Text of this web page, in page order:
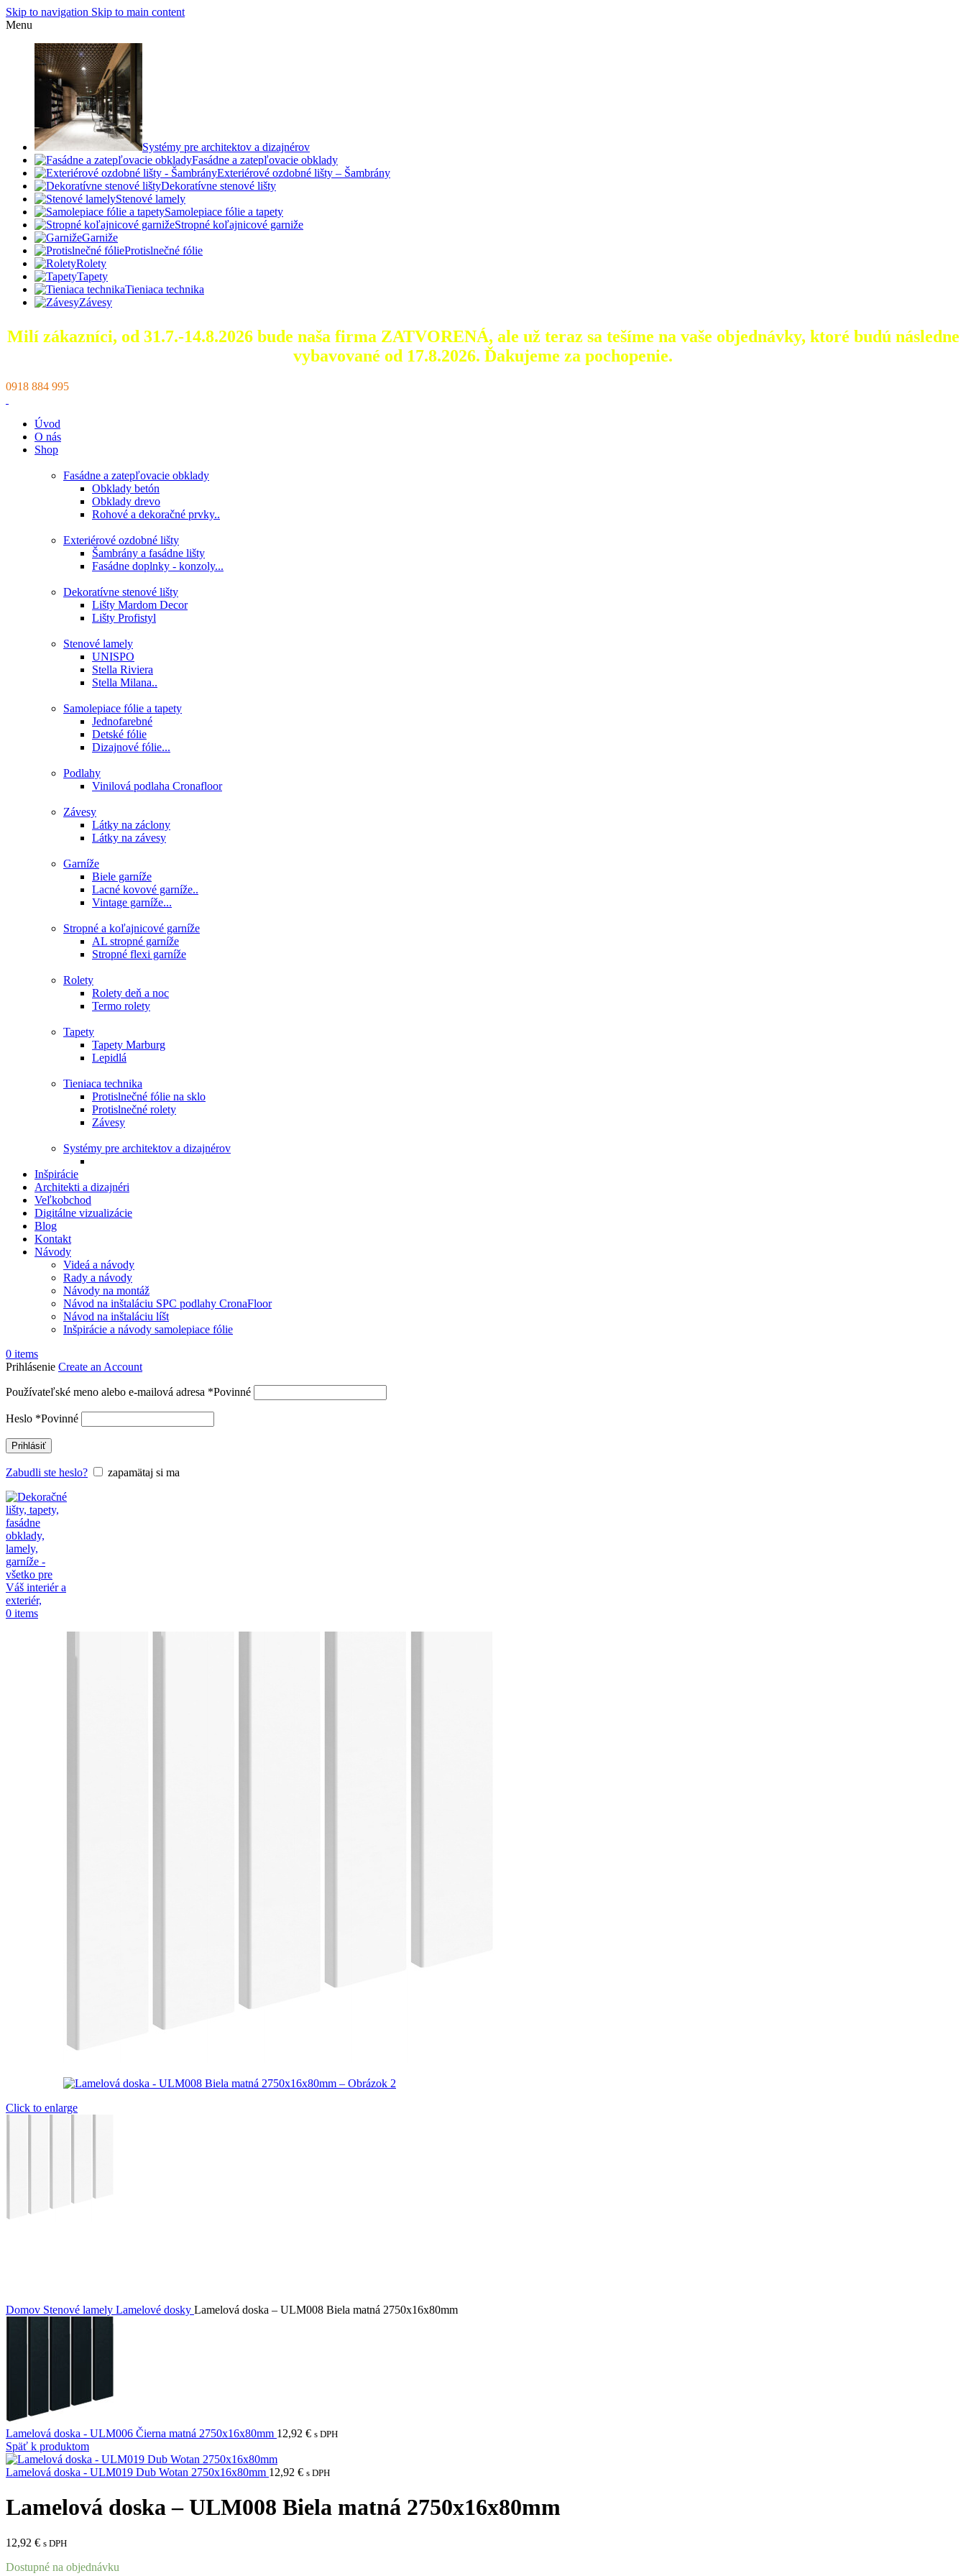
Skip to navigation Skip to main content
Menu
Systémy pre architektov a dizajnérov
Fasádne a zatepľovacie obklady
Exteriérové ozdobné lišty – Šambrány
Dekoratívne stenové lišty
Stenové lamely
Samolepiace fólie a tapety
Stropné koľajnicové garniže
Garniže
Protislnečné fólie
Rolety
Tapety
Tieniaca technika
Závesy
Milí zákazníci, od 31.7.-14.8.2026 bude naša firma ZATVORENÁ, ale už teraz sa tešíme na vaše objednávky, ktoré budú následne
vybavované od 17.8.2026. Ďakujeme za pochopenie.
0918 884 995
Úvod
O nás
Shop
Fasádne a zatepľovacie obklady
Obklady betón
Obklady drevo
Rohové a dekoračné prvky..
Exteriérové ozdobné lišty
Šambrány a fasádne lišty
Fasádne doplnky - konzoly...
Dekoratívne stenové lišty
Lišty Mardom Decor
Lišty Profistyl
Stenové lamely
UNISPO
Stella Riviera
Stella Milana..
Samolepiace fólie a tapety
Jednofarebné
Detské fólie
Dizajnové fólie...
Podlahy
Vinilová podlaha Cronafloor
Závesy
Látky na záclony
Látky na závesy
Garníže
Biele garníže
Lacné kovové garníže..
Vintage garníže...
Stropné a koľajnicové garníže
AL stropné garníže
Stropné flexi garníže
Rolety
Rolety deň a noc
Termo rolety
Tapety
Tapety Marburg
Lepidlá
Tieniaca technika
Protislnečné fólie na sklo
Protislnečné rolety
Závesy
Systémy pre architektov a dizajnérov
Inšpirácie
Architekti a dizajnéri
Veľkobchod
Digitálne vizualizácie
Blog
Kontakt
Návody
Videá a návody
Rady a návody
Návody na montáž
Návod na inštaláciu SPC podlahy CronaFloor
Návod na inštaláciu líšt
Inšpirácie a návody samolepiace fólie
0 items
Prihlásenie Create an Account
Používateľské meno alebo e-mailová adresa *Povinné
Heslo *Povinné
Prihlásiť
Zabudli ste heslo? zapamätaj si ma
0 items
Click to enlarge
Domov Stenové lamely Lamelové dosky Lamelová doska – ULM008 Biela matná 2750x16x80mm
Lamelová doska - ULM006 Čierna matná 2750x16x80mm 12,92 € s DPH
Späť k produktom
Lamelová doska - ULM019 Dub Wotan 2750x16x80mm 12,92 € s DPH
Lamelová doska – ULM008 Biela matná 2750x16x80mm
12,92 € s DPH
Dostupné na objednávku